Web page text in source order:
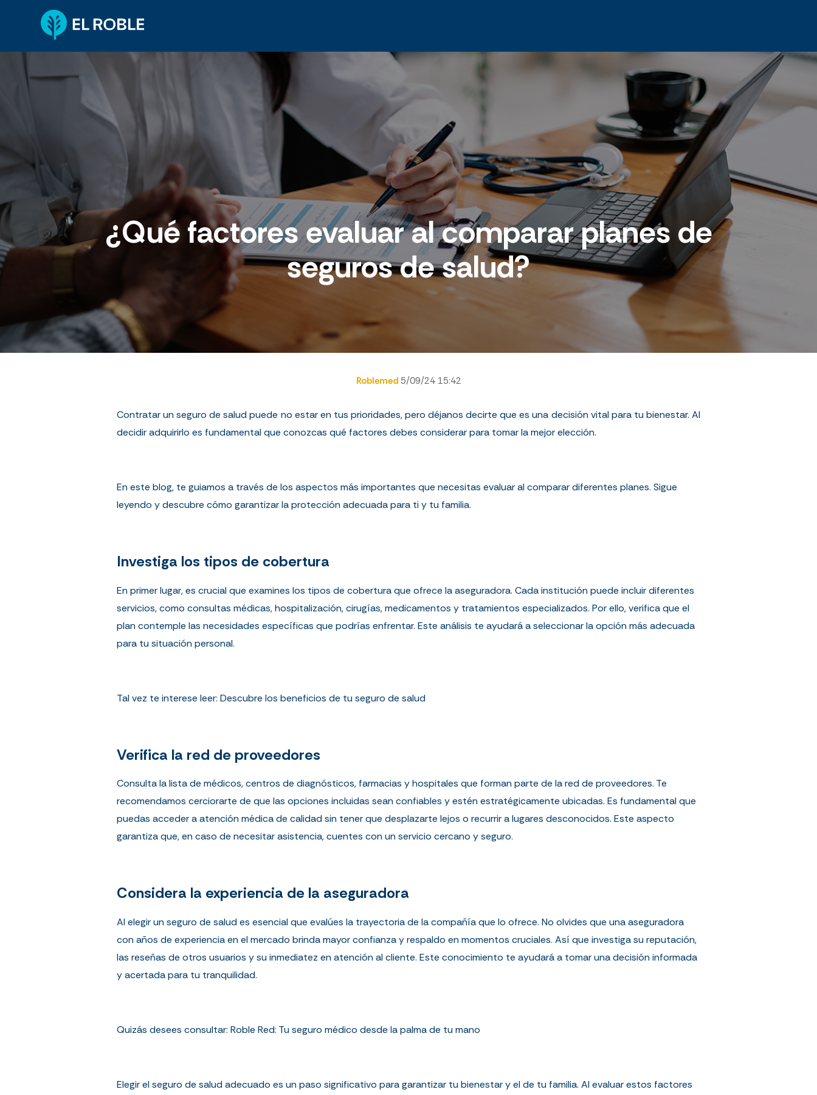
¿Qué factores evaluar al comparar planes de
seguros de salud?
Roblemed 5/09/24 15:42
Contratar un seguro de salud puede no estar en tus prioridades, pero déjanos decirte que es una decisión vital para tu bienestar. Al
decidiradquirirlo es fundamental que conozcas qué factores debes considerar para tomar la mejor elección.
En este blog, te guiamos a través de los aspectos más importantes que necesitas evaluar al comparar diferentes planes. Sigue
leyendo y descubre cómo garantizar la protección adecuada para ti y tu familia.
Investiga los tipos de cobertura
En primer lugar, es crucial que examines los tipos de cobertura que ofrece la aseguradora. Cada institución puede incluir diferentes
servicios, como consultas médicas, hospitalización, cirugías, medicamentos y tratamientos especializados. Por ello, verifica que el
plan contemple las necesidades específicas que podrías enfrentar. Este análisis te ayudará a seleccionar la opción más adecuada
para tu situación personal.
Tal vez te interese leer: Descubre los beneficios de tu seguro de salud
Verifica la red de proveedores
Consulta la lista de médicos, centros de diagnósticos, farmacias y hospitales que forman parte de la red de proveedores. Te
recomendamos cerciorarte de que las opciones incluidas sean confiables y estén estratégicamente ubicadas. Es fundamental que
puedas acceder a atención médica de calidad sin tener que desplazarte lejos o recurrir a lugares desconocidos. Este aspecto
garantiza que, en caso de necesitar asistencia, cuentes con un servicio cercano y seguro.
Considera la experiencia de la aseguradora
Al elegir un seguro de salud es esencial que evalúes la trayectoria de la compañía que lo ofrece. No olvides que una aseguradora
con años de experiencia en el mercado brinda mayor confianza y respaldo en momentos cruciales. Así que investiga su reputación,
las reseñas de otros usuarios y su inmediatez en atención al cliente. Este conocimiento te ayudará a tomar una decisión informada
y acertada para tu tranquilidad.
Quizás desees consultar: Roble Red: Tu seguro médico desde la palma de tu mano
Elegir el seguro de salud adecuado es un paso significativo para garantizar tu bienestar y el de tu familia. Al evaluar estos factores